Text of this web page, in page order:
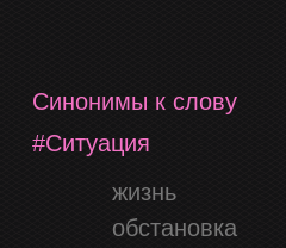
Синонимы к слову
#Ситуация
жизнь
обстановка